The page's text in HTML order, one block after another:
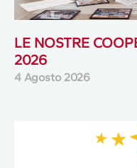
LE NOSTRE
2026
4 Agosto 2026